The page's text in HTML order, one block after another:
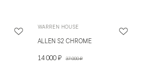
WARREN HOUSE
ALLEN S2 CHROME
14 000 ₽ 37 000 ₽